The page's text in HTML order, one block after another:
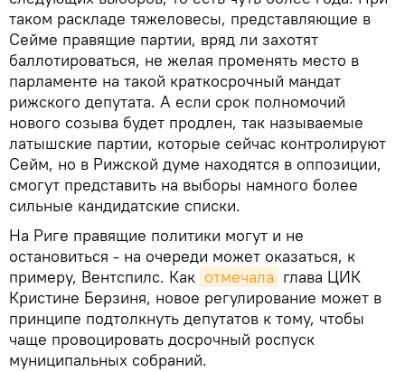
таком раскладе тяжеловесы, представляющие в
Сейме правящие партии, вряд ли захотят
баллотироваться, не желая променять место в
парламенте на такой краткосрочный мандат
рижского депутата. А если срок полномочий
нового созыва будет продлен, так называемые
латышские партии, которые сейчас контролируют
Сейм, но в Рижской думе находятся в оппозиции,
смогут представить на выборы намного более
сильные кандидатские списки.
На Риге правящие политики могут и не
остановиться - на очереди может оказаться, к
примеру, Вентспилс. Как отмечала глава ЦИК
Кристине Берзиня, новое регулирование может в
принципе подтолкнуть депутатов к тому, чтобы
чаще провоцировать досрочный роспуск
муниципальных собраний.